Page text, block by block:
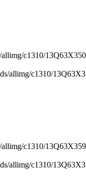
c1310/
allimg/c1310/
c1310/
allimg/c1310/